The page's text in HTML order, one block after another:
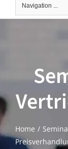
Navigation ...
Home